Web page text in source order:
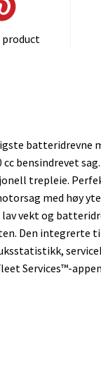
batteridrevne
bensindrevet
trepleie.
med høy
vekt og
Den integrerte
Services™-